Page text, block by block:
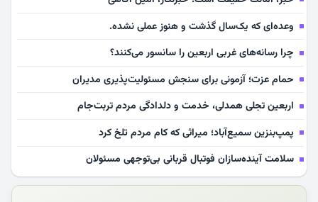
وعده‌ای که یک‌سال گذشت و هنوز عملی نشده.
چرا رسانه‌های غربی اربعین را سانسور می‌کنند؟
حمام عزت؛ آزمونی برای سنجش مسئولیت‌پذیری مدیران
اربعین تجلی همدلی، خدمت و دلدادگی مردم تربت‌جام
پمپ‌بنزین سمیع‌آباد؛ میراثی که کام مردم تلخ کرد
سلامت آینده‌سازان فوتبال قربانی بی‌توجهی مسئولان
بازخوانی رسانه‌ای اندیشه رهبر شهید